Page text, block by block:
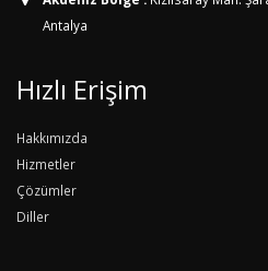
Antalya
Hızlı Erişim
Hakkımızda
Hizmetler
Çözümler
Diller